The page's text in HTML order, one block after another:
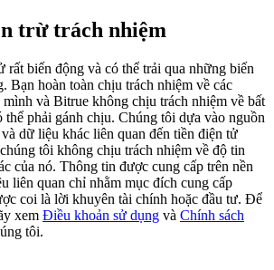
prize pool
Users
to Win 500,000 USDT
Trading Carnival
· 33,333 USDT Bonus
trừ trách nhiệm
rất biến động và có thể trải qua những biến
Bạn hoàn toàn chịu trách nhiệm về các
và Bitrue không chịu trách nhiệm về bất
thể phải gánh chịu. Chúng tôi dựa vào nguồn
dữ liệu khác liên quan đến tiền điện tử
tôi không chịu trách nhiệm về độ tin
của nó. Thông tin được cung cấp trên nền
liên quan chỉ nhằm mục đích cung cấp
coi là lời khuyên tài chính hoặc đầu tư. Để
xem Điều khoản sử dụng và Chính sách
tôi.